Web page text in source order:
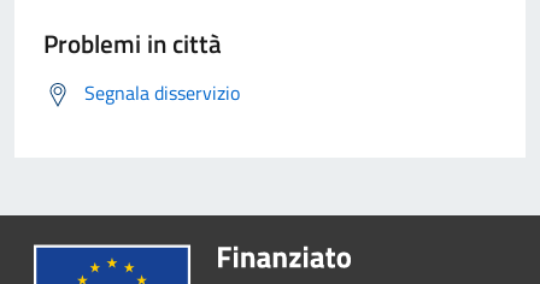
Problemi in città
Segnala disservizio